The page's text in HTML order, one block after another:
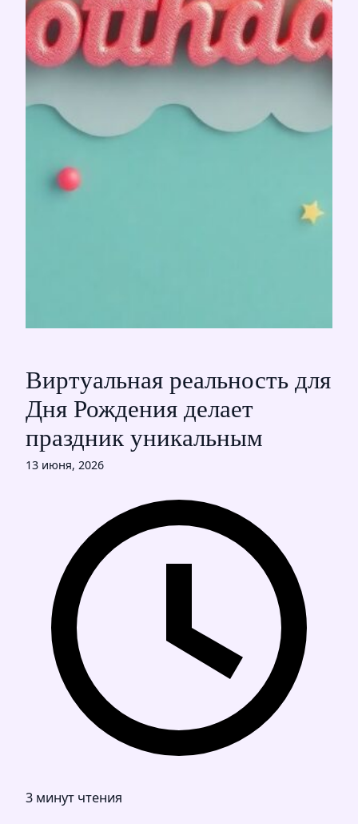
Виртуальная реальность для
Дня Рождения делает
праздник уникальным
13 июня, 2026
3 минут чтения